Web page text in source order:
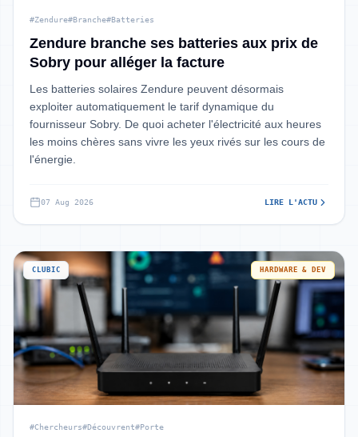
#Zendure#Branche#Batteries
Zendure branche ses batteries aux prix de
Sobry pour alléger la facture
Les batteries solaires Zendure peuvent désormais
exploiter automatiquement le tarif dynamique du
fournisseur Sobry. De quoi acheter l'électricité aux heures
les moins chères sans vivre les yeux rivés sur les cours de
l'énergie.
07 Aug 2026 LIRE L'ACTU
CLUBIC HARDWARE & DEV
#Chercheurs#Découvrent#Porte